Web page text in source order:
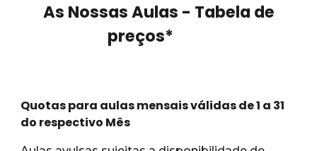
As Nossas Aulas - Tabela de
preços*
Quotas para aulas mensais válidas de 1 a 31
do respectivo Mês